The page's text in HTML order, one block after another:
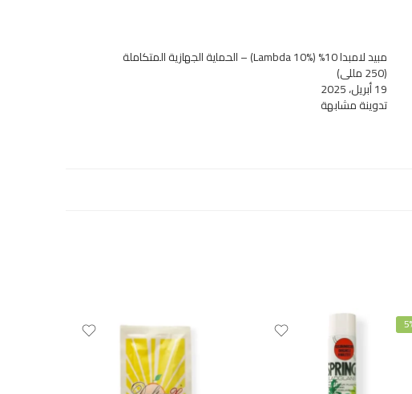
مبيد لامبدا 10% (Lambda 10%) – الحماية الجهازية المتكاملة
(250 مللي)
19 أبريل، 2025
تدوينة مشابهة